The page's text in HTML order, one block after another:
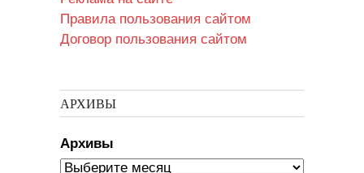
Правила пользования сайтом
Договор пользования сайтом
АРХИВЫ
Архивы